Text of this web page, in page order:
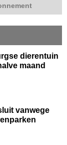
dierentuin
maand
vanwege